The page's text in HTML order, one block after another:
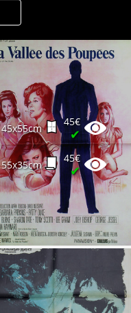
45x55cm
45€
✔
55x35cm
45€
✔